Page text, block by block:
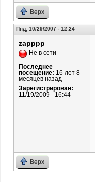
Верх
Пнд, 10/29/2007 - 12:24
zapppp
Не в сети
Последнее
посещение: 16 лет 8
месяцев назад
Зарегистрирован:
11/19/2009 - 16:44
Верх